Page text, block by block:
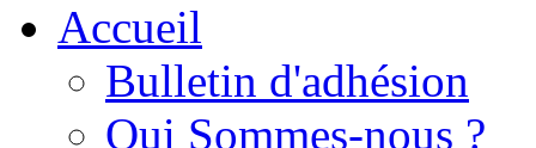
Accueil
Bulletin d'adhésion
Qui Sommes-nous ?